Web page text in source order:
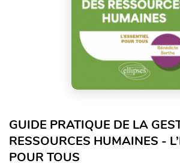
GUIDE PRATIQUE DE LA
RESSOURCES HUMAINES -
POUR TOUS